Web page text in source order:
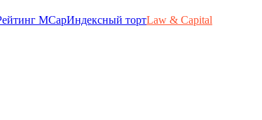
MCapИндексный тортLaw & Capital